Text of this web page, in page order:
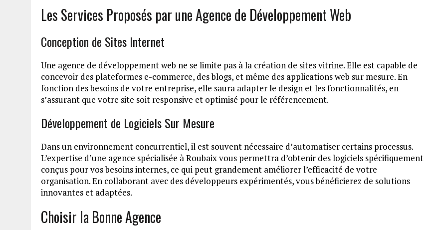
Les Services Proposés par une Agence de Développement Web
Conception de Sites Internet
Une agence de développement web ne se limite pas à la création de sites vitrine. Elle est capable de
concevoir des plateformes e-commerce, des blogs, et même des applications web sur mesure. En
fonction des besoins de votre entreprise, elle saura adapter le design et les fonctionnalités, en
s’assurant que votre site soit responsive et optimisé pour le référencement.
Développement de Logiciels Sur Mesure
Dans un environnement concurrentiel, il est souvent nécessaire d’automatiser certains processus.
L’expertise d’une agence spécialisée à Roubaix vous permettra d’obtenir des logiciels spécifiquement
conçus pour vos besoins internes, ce qui peut grandement améliorer l’efficacité de votre
organisation. En collaborant avec des développeurs expérimentés, vous bénéficierez de solutions
innovantes et adaptées.
Choisir la Bonne Agence